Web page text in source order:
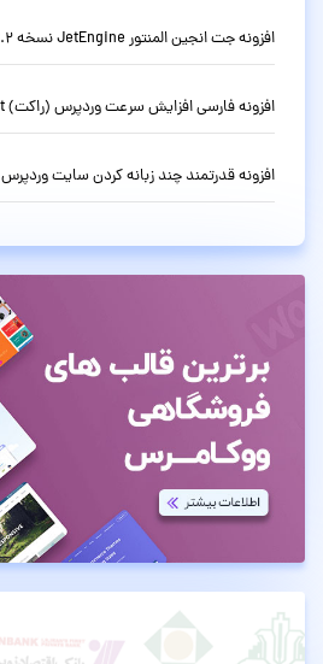
افزونه جت انجین المنتور JetEngine نسخه 3.8.13.2
افزونه فارسی افزایش سرعت وردپرس (راکت) WP Rocket نسخه 3.23.1
افزونه قدرتمند چند زبانه کردن سایت وردپرس WPML نسخه 4.9.6